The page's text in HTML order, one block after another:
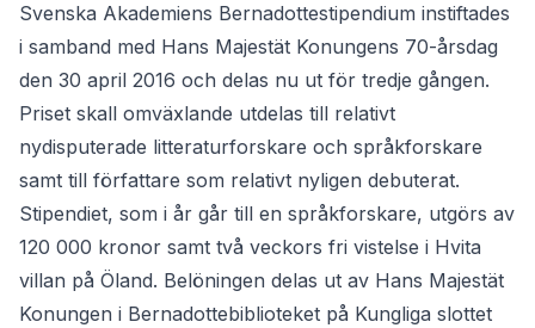
Svenska Akademiens Bernadottestipendium instiftades
i samband med Hans Majestät Konungens 70-årsdag
den 30 april 2016 och delas nu ut för tredje gången.
Priset skall omväxlande utdelas till relativt
nydisputerade litteraturforskare och språkforskare
samt till författare som relativt nyligen debuterat.
Stipendiet, som i år går till en språkforskare, utgörs av
120 000 kronor samt två veckors fri vistelse i Hvita
villan på Öland. Belöningen delas ut av Hans Majestät
Konungen i Bernadottebiblioteket på Kungliga slottet